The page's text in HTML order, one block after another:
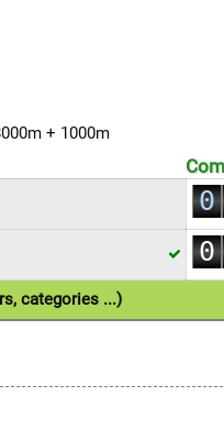
+ 1000m
0
1
2
0
1
2
4
categories ...)